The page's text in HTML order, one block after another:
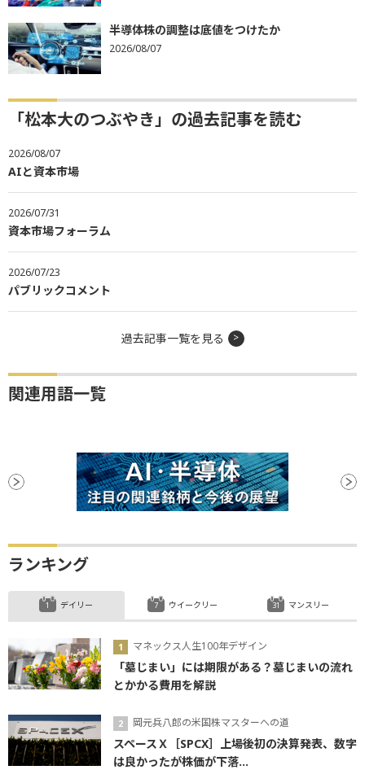
半導体株の調整は底値をつけたか
2026/08/07
「松本大のつぶやき」の過去記事を読む
2026/08/07
AIと資本市場
2026/07/31
資本市場フォーラム
2026/07/23
パブリックコメント
過去記事一覧を見る
関連用語一覧
ランキング
デイリー
マネックス人生100年デザイン
「墓じまい」には期限がある？墓じまいの流れ
とかかる費用を解説
岡元兵八郎の米国株マスターへの道
スペースＸ［SPCX］上場後初の決算発表、数字
は良かったが株価が下落...
ウイークリー マンスリー